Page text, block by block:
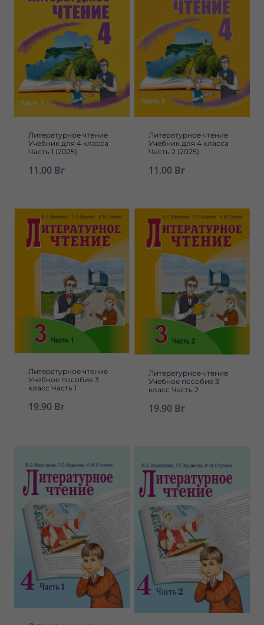
Литературное чтение
Учебник для 4 класса
Часть 1 (2025)
11.00 Br
Литературное чтение
Учебник для 4 класса
Часть 2 (2025)
11.00 Br
Литературное чтение
Учебное пособие 3
класс Часть 1
19.90 Br
Литературное чтение
Учебное пособие 3
класс Часть 2
19.90 Br